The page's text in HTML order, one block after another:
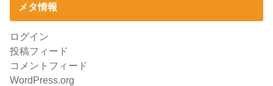
メタ情報
ログイン
投稿フィード
コメントフィード
WordPress.org